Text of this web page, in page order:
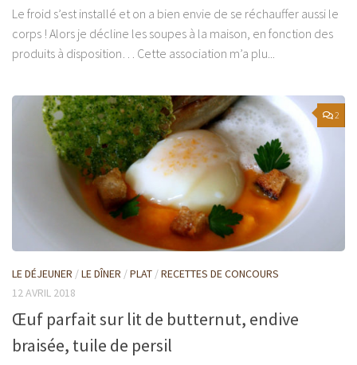
Le froid s’est installé et on a bien envie de se réchauffer aussi le
corps ! Alors je décline les soupes à la maison, en fonction des
produits à disposition… Cette association m’a plu...
2
LE DÉJEUNER /LE DÎNER /PLAT /RECETTES DE CONCOURS
12 AVRIL 2018
Œuf parfait sur lit de butternut, endive
braisée, tuile de persil